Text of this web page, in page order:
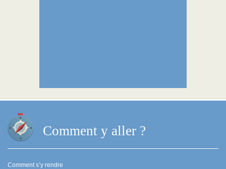
Comment y aller ?
Comment s’y rendre